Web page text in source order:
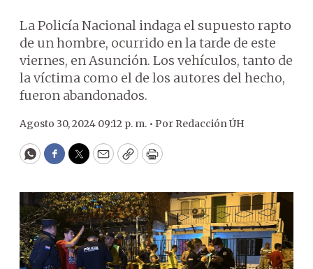
La Policía Nacional indaga el supuesto rapto
de un hombre, ocurrido en la tarde de este
viernes, en Asunción. Los vehículos, tanto de
la víctima como el de los autores del hecho,
fueron abandonados.
Agosto 30, 2024 09:12 p. m. • Por Redacción ÚH
WhatsApp
Facebook
Twitter
EmailCopyPrint